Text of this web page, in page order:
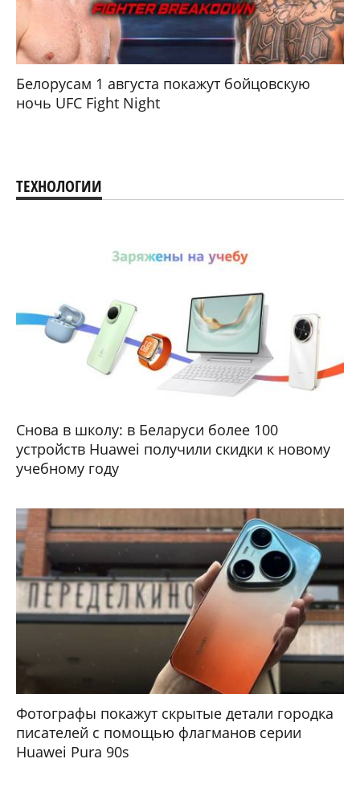
Белорусам 1 августа покажут бойцовскую
ночь UFC Fight Night
ТЕХНОЛОГИИ
Снова в школу: в Беларуси более 100
устройств Huawei получили скидки к новому
учебному году
Фотографы покажут скрытые детали городка
писателей с помощью флагманов серии
Huawei Pura 90s